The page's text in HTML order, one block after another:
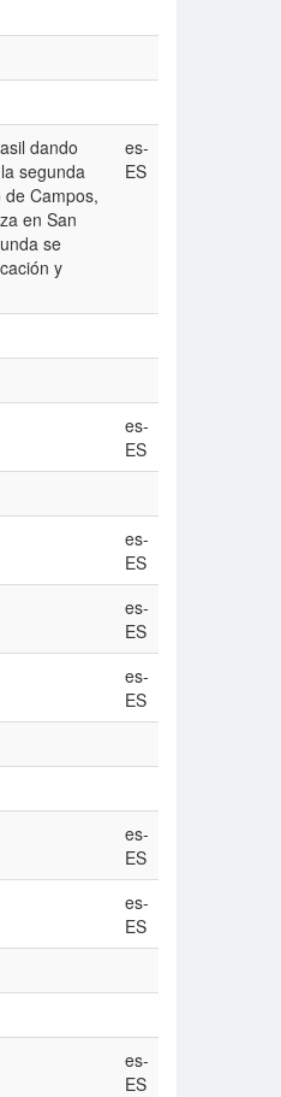
dando
segunda
Campos,
en San
se
y
es-
ES
es-
ES
es-
ES
es-
ES
es-
ES
es-
ES
es-
ES
es-
ES